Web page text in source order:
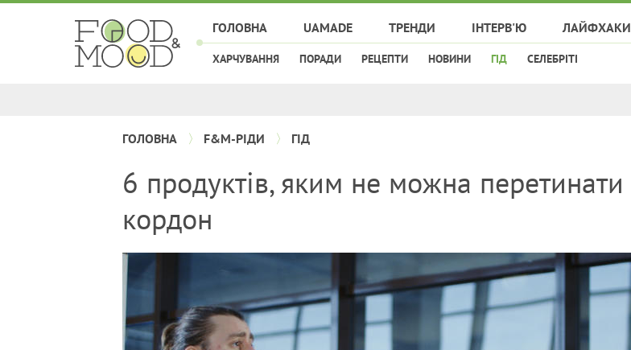
ГОЛОВНА UAMADE ТРЕНДИ ІНТЕРВ'Ю ЛАЙФХАКИ
ХАРЧУВАННЯ ПОРАДИ РЕЦЕПТИ НОВИНИ ГІД СЕЛЕБРІТІ
ГОЛОВНА F&M-РІДИ ГІД
6 продуктів, яким не можна перетинати
кордон